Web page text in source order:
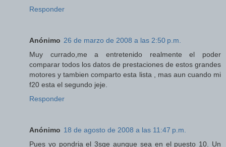
Responder
Anónimo 26 de marzo de 2008 a las 2:50 p.m.
Muy currado,me a entretenido realmente el poder
comparar todos los datos de prestaciones de estos grandes
motores y tambien comparto esta lista , mas aun cuando mi
f20 esta el segundo jeje.
Responder
Anónimo 18 de agosto de 2008 a las 11:47 p.m.
Pues yo pondria el 3sge aunque sea en el puesto 10. Un